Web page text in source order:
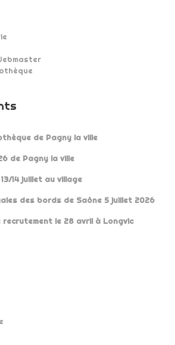
de Pagny la ville
de Pagny la ville
14 juillet au village
des bords de Saône 5 juillet 2026
recrutement le 28 avril à Longvic